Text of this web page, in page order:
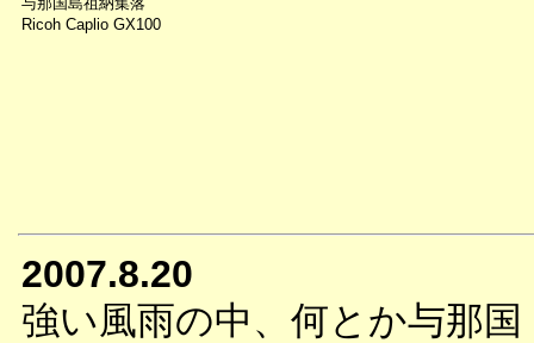
Ricoh Caplio GX100
2007.8.20
強い風雨の中、何とか与那国